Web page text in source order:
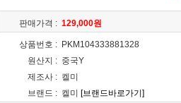
판매가격 : 129,000원
상품번호 : PKM104333881328
원산지 : 중국Y
제조사 : 켈미
브랜드 : 켈미 [브랜드바로가기]